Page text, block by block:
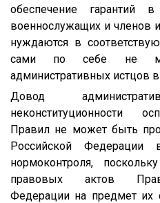
обеспечение
военнослужащих и членов
нуждаются в
сами по себе не
административных истцов
Довод
неконституционности
Правил не может быть
Российской Федерации
нормоконтроля,
правовых актов
Федерации на предмет их